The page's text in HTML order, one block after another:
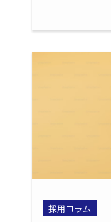
採用コラム